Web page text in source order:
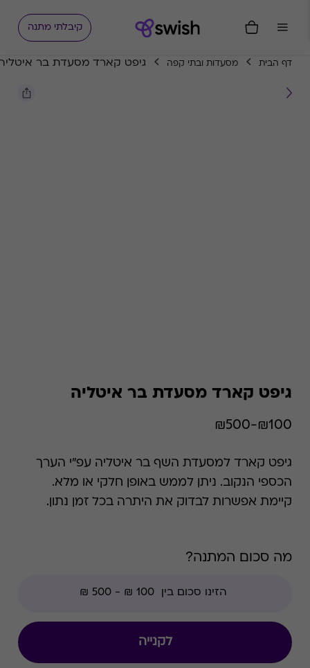
קיבלתי מתנה
דף הבית מסעדות ובתי קפה גיפט קארד מסעדת בר
גיפט קארד מסעדת בר איטליה
₪100-₪500
גיפט קארד למסעדת השף בר איטליה עפ"י הערך
הכספי הנקוב. ניתן לממש באופן חלקי או מלא.
קיימת אפשרות לבדוק את היתרה בכל זמן נתון.
מה סכום המתנה?
לקנייה